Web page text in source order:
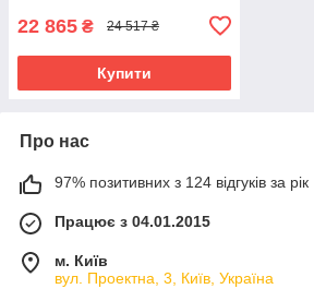
22 865 ₴ 24 517 ₴
Купити
Про нас
97% позитивних з 124 відгуків за рік
Працює з 04.01.2015
м. Київ
вул. Проектна, 3, Київ, Україна